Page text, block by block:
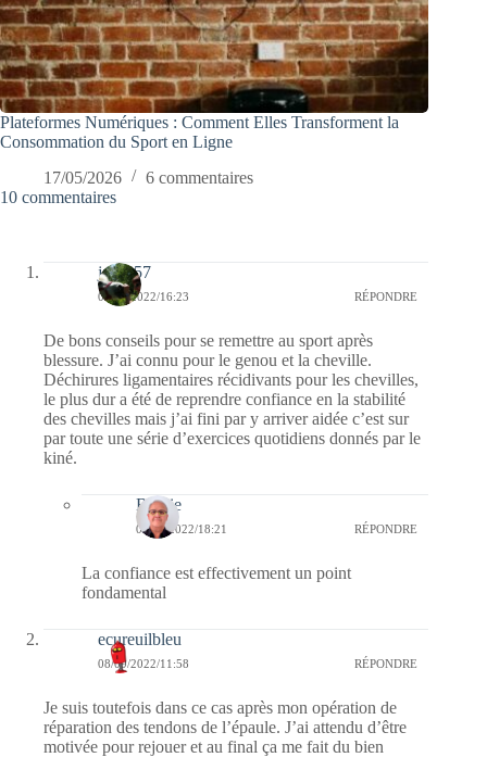
Plateformes Numériques : Comment Elles Transforment la
Consommation du Sport en Ligne
17/05/2026
6 commentaires
10 commentaires
jazzy57
08/09/2022/16:23 RÉPONDRE
De bons conseils pour se remettre au sport après
blessure. J’ai connu pour le genou et la cheville.
Déchirures ligamentaires récidivants pour les chevilles,
le plus dur a été de reprendre confiance en la stabilité
des chevilles mais j’ai fini par y arriver aidée c’est sur
par toute une série d’exercices quotidiens donnés par le
kiné.
Bernie
08/09/2022/18:21 RÉPONDRE
La confiance est effectivement un point
fondamental
ecureuilbleu
08/09/2022/11:58 RÉPONDRE
Je suis toutefois dans ce cas après mon opération de
réparation des tendons de l’épaule. J’ai attendu d’être
motivée pour rejouer et au final ça me fait du bien